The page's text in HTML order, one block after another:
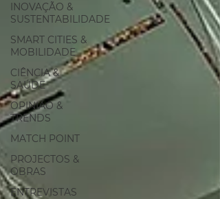
INOVAÇÃO &
SUSTENTABILIDADE
SMART CITIES &
MOBILIDADE
CIÊNCIA &
SAÚDE
OPINIÃO &
TRENDS
MATCH POINT
PROJECTOS &
OBRAS
ENTREVISTAS